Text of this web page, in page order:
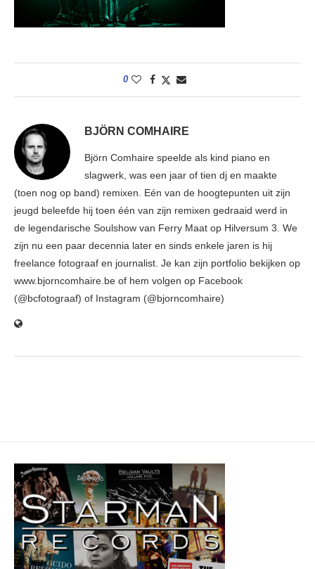
0
BJÖRN COMHAIRE
Björn Comhaire speelde als kind piano en
slagwerk, was een jaar of tien dj en maakte
(toen nog op band) remixen. Eén van de hoogtepunten uit zijn
jeugd beleefde hij toen één van zijn remixen gedraaid werd in
de legendarische Soulshow van Ferry Maat op Hilversum 3. We
zijn nu een paar decennia later en sinds enkele jaren is hij
freelance fotograaf en journalist. Je kan zijn portfolio bekijken op
www.bjorncomhaire.be of hem volgen op Facebook
(@bcfotograaf) of Instagram (@bjorncomhaire)